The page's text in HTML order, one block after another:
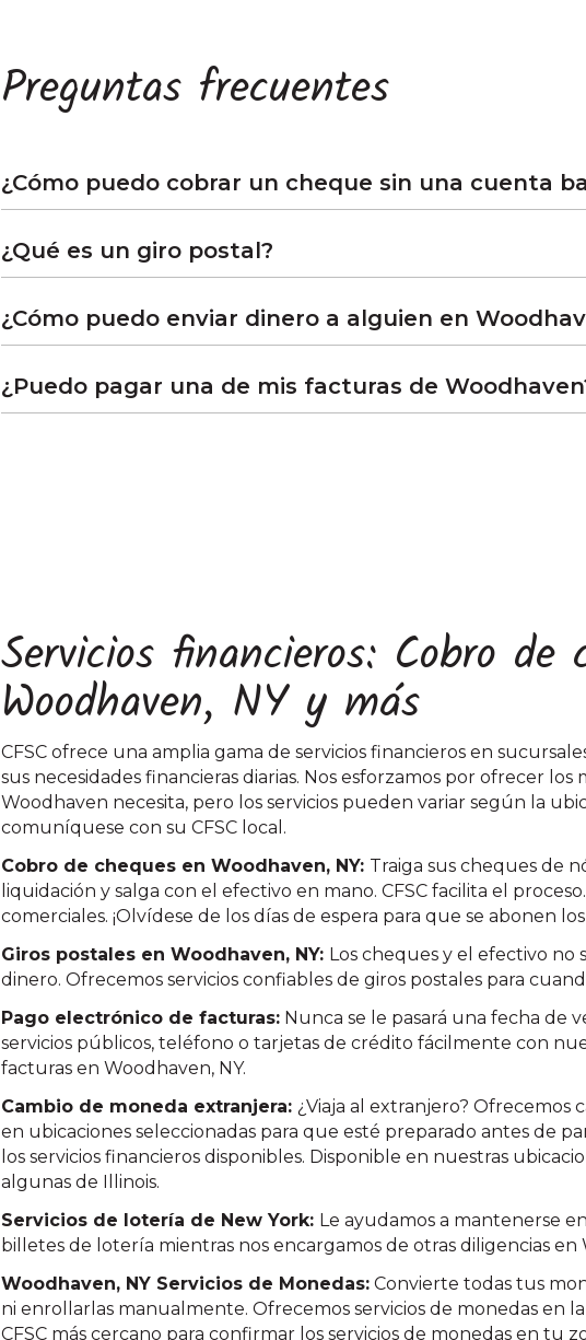
Preguntas frecuentes
¿Cómo puedo cobrar un cheque sin una cuenta
¿Qué es un giro postal?
¿Cómo puedo enviar dinero a alguien en
¿Puedo pagar una de mis facturas de
Servicios financieros: Cobro de
Woodhaven, NY y más
CFSC ofrece una amplia gama de servicios financieros en
sus necesidades financieras diarias. Nos esforzamos por ofrecer los
Woodhaven necesita, pero los servicios pueden variar según la
comuníquese con su CFSC local.
Cobro de cheques en Woodhaven, NY: Traiga sus cheques de
liquidación y salga con el efectivo en mano. CFSC facilita el
comerciales. ¡Olvídese de los días de espera para que se abonen
Giros postales en Woodhaven, NY: Los cheques y el efectivo no
dinero. Ofrecemos servicios confiables de giros postales para
Pago electrónico de facturas: Nunca se le pasará una fecha de
servicios públicos, teléfono o tarjetas de crédito fácilmente con
facturas en Woodhaven, NY.
Cambio de moneda extranjera: ¿Viaja al extranjero?
en ubicaciones seleccionadas para que esté preparado antes de
los servicios financieros disponibles. Disponible en nuestras
algunas de Illinois.
Servicios de lotería de New York: Le ayudamos a mantenerse
billetes de lotería mientras nos encargamos de otras diligencias en
Woodhaven, NY Servicios de Monedas: Convierte todas tus
ni enrollarlas manualmente. Ofrecemos servicios de monedas en
CFSC más cercano para confirmar los servicios de monedas en tu